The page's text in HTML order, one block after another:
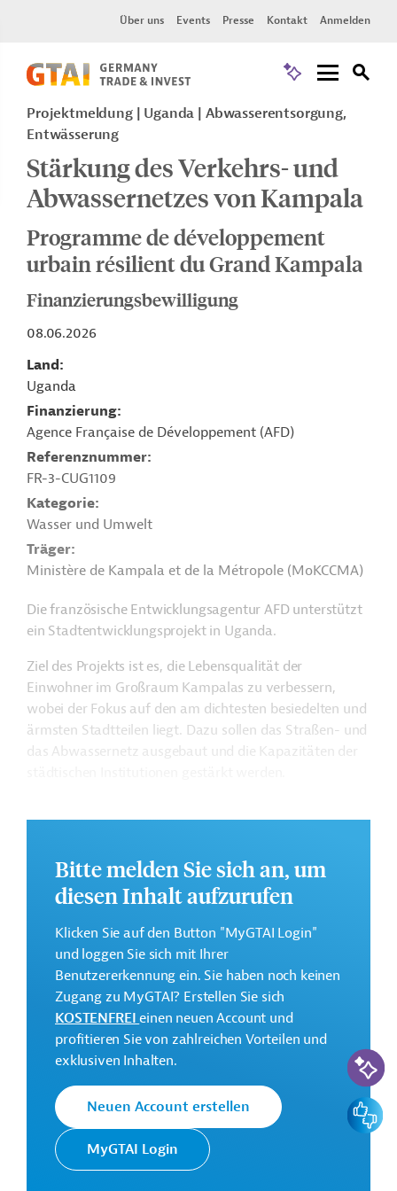
Über uns Events Presse Kontakt Anmelden
Projektmeldung Uganda
Abwasserentsorgung,
Entwässerung
Stärkung des Verkehrs- und
Abwassernetzes von Kampala
Programme de développement
urbain résilient du Grand Kampala
Finanzierungsbewilligung
08.06.2026
Land
Uganda
Finanzierung
Agence Française de Développement (AFD)
Referenznummer
FR-3-CUG1109
Kategorie
Wasser und Umwelt
Träger
Ministère de Kampala et de la Métropole (MoKCCMA)
Die französische Entwicklungsagentur AFD unterstützt
ein Stadtentwicklungsprojekt in Uganda.
Ziel des Projekts ist es, die Lebensqualität der
Einwohner im Großraum Kampalas zu verbessern,
wobei der Fokus auf den am dichtesten besiedelten und
ärmsten Stadtteilen liegt. Dazu sollen das Straßen- und
das Abwassernetz ausgebaut und die Kapazitäten der
Weitere Informationen zu dem Entwicklungsprojekt
finden Sie auf derWebseite der AFD.
Regularien und praktische Hinweise zur
Geschäftsanbahnung.
Gesamtkosten:
1,14 Milliarden Euro
Geberbeitrag:
40 Millionen Euro (Darlehen)
Kontaktadressen
Bitte melden Sie sich an, um
diesen Inhalt aufzurufen
Klicken Sie auf den Button "MyGTAI Login"
und loggen Sie sich mit Ihrer
Benutzererkennung ein. Sie haben noch keinen
Zugang zu MyGTAI? Erstellen Sie sich
KOSTENFREIeinen neuen Account und
profitieren Sie von zahlreichen Vorteilen und
exklusiven Inhalten.
Neuen Account erstellen
MyGTAI Login
KI-